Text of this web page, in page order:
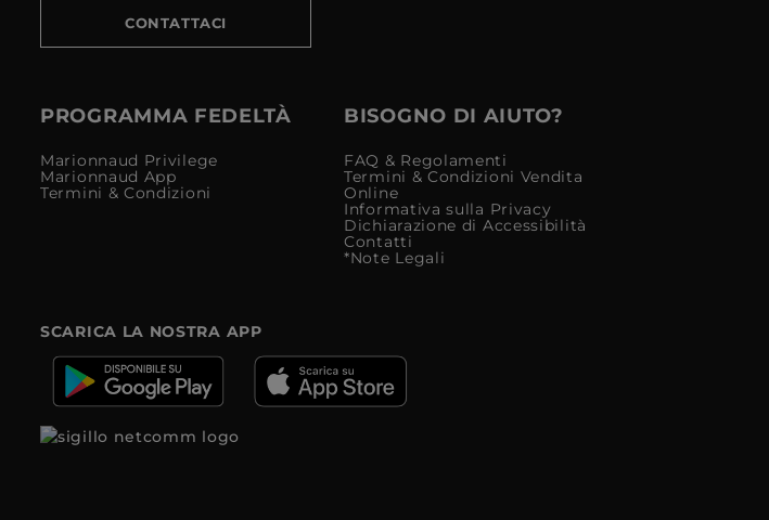
CONTATTACI
PROGRAMMA FEDELTÀ
Marionnaud Privilege
Marionnaud App
Termini & Condizioni
BISOGNO DI AIUTO?
FAQ & Regolamenti
Termini & Condizioni Vendita
Online
Informativa sulla Privacy
Dichiarazione di Accessibilità
Contatti
*Note Legali
SCARICA LA NOSTRA APP